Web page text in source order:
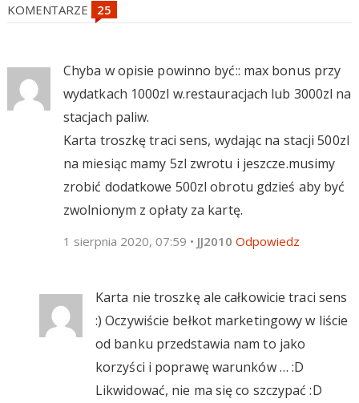
KOMENTARZE
Chyba w opisie powinno być:: max bonus przy
wydatkach 1000zl w.restauracjach lub 3000zl na
stacjach paliw.
Karta troszkę traci sens, wydając na stacji 500zl
na miesiąc mamy 5zl zwrotu i jeszcze.musimy
zrobić dodatkowe 500zl obrotu gdzieś aby być
zwolnionym z opłaty za kartę.
1 sierpnia 2020, 07:59 • JJ2010 Odpowiedz
Karta nie troszkę ale całkowicie traci sens
:) Oczywiście bełkot marketingowy w liście
od banku przedstawia nam to jako
korzyści i poprawę warunków … :D
Likwidować, nie ma się co szczypać :D